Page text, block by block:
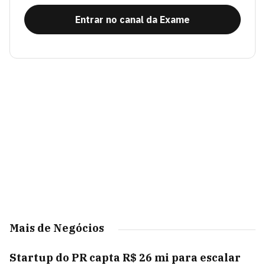
Entrar no canal da Exame
Mais de Negócios
Startup do PR capta R$ 26 mi para escalar